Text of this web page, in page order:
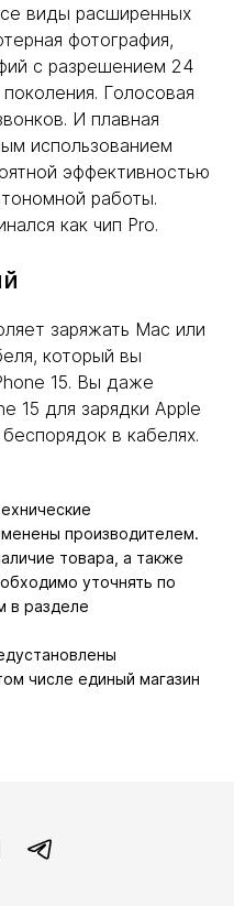
виды расширенных
фотография,
с разрешением 24
Голосовая
И плавная
использованием
эффективностью
работы.
как чип Pro.
заряжать Mac или
который вы
15. Вы даже
15 для зарядки Apple
в кабелях.
производителем.
товара, а также
уточнять по
в разделе
числе единый магазин